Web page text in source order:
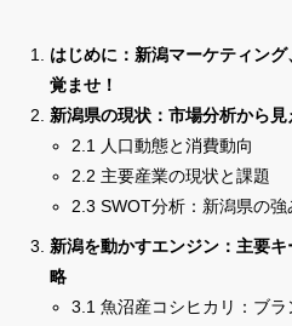
はじめに：新潟マーケティン
覚ませ！
新潟県の現状：市場分析から
2.1 人口動態と消費動向
2.2 主要産業の現状と課題
2.3 SWOT分析：新潟県の
新潟を動かすエンジン：主要
略
3.1 魚沼産コシヒカリ：ブ